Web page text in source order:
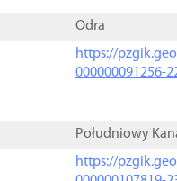
Odra
https://
000000091256-
Południowy
https://